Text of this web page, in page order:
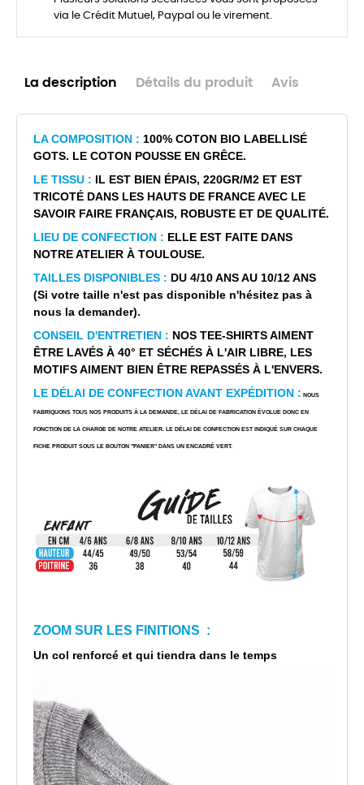
via le Crédit Mutuel, Paypal ou le virement.
La description Détails du produit Avis
LA COMPOSITION : 100% COTON BIO LABELLISÉ
GOTS. LE COTON POUSSE EN GRÊCE.
LE TISSU : IL EST BIEN ÉPAIS, 220GR/M2 ET EST
TRICOTÉ DANS LES HAUTS DE FRANCE AVEC LE
SAVOIR FAIRE FRANÇAIS, ROBUSTE ET DE QUALITÉ.
LIEU DE CONFECTION : ELLE EST FAITE DANS
NOTRE ATELIER À TOULOUSE.
TAILLES DISPONIBLES : DU 4/10 ANS AU 10/12 ANS
(Si votre taille n'est pas disponible n'hésitez pas à
nous la demander).
CONSEIL D'ENTRETIEN : NOS TEE-SHIRTS AIMENT
ÊTRE LAVÉS À 40° ET SÉCHÉS À L'AIR LIBRE, LES
MOTIFS AIMENT BIEN ÊTRE REPASSÉS À L'ENVERS.
LE DÉLAI DE CONFECTION AVANT EXPÉDITION : NOUS
FABRIQUONS TOUS NOS PRODUITS À LA DEMANDE, LE DÉLAI DE FABRICATION ÉVOLUE DONC EN
FONCTION DE LA CHARGE DE NOTRE ATELIER. LE DÉLAI DE CONFECTION EST INDIQUÉ SUR CHAQUE
FICHE PRODUIT SOUS LE BOUTON "PANIER" DANS UN ENCADRÉ VERT.
ZOOM SUR LES FINITIONS :
Un col renforcé et qui tiendra dans le temps